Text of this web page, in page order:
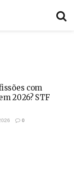
com
2026? STF
0